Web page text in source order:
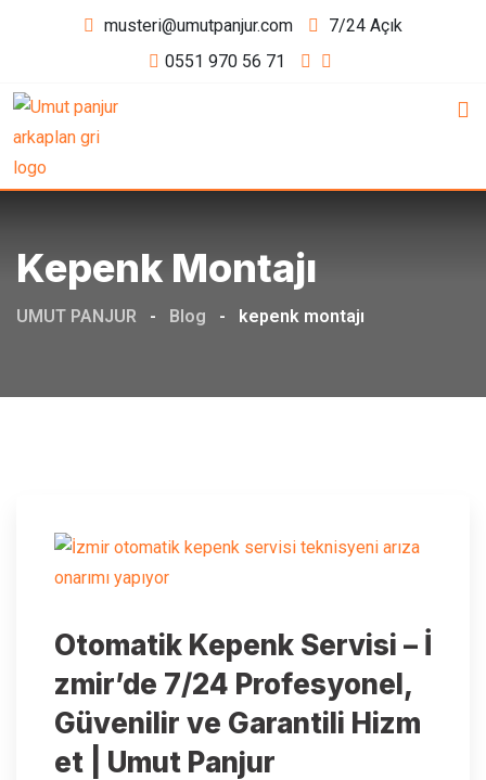
musteri@umutpanjur.com
7/24 Açık
0551 970 56 71
Kepenk Montajı
UMUT PANJUR - Blog - kepenk montajı
Otomatik Kepenk Servisi – İ
zmir’de 7/24 Profesyonel,
Güvenilir ve Garantili Hizm
et | Umut Panjur